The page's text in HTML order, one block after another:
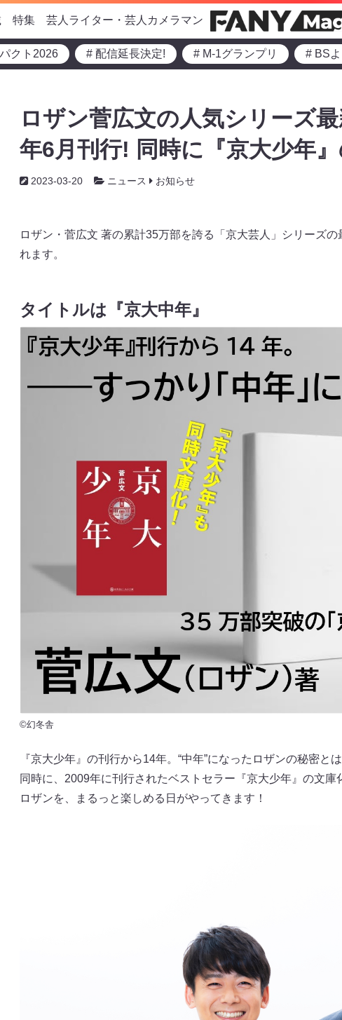
特集 芸人ライター・芸人カメラマン
クト2026 # 配信延長決定! # M-1グランプリ # BS
ロザン菅広文の人気シリーズ
年6月刊行! 同時に『京大少年
2023-03-20 ニュース お知らせ
ロザン・菅広文 著の累計35万部を誇る「京大芸人」シリーズ
れます。
タイトルは『京大中年』
©幻冬舎
『京大少年』の刊行から14年。“中年”になったロザンの秘密とは
同時に、2009年に刊行されたベストセラー『京大少年』の文庫
ロザンを、まるっと楽しめる日がやってきます！